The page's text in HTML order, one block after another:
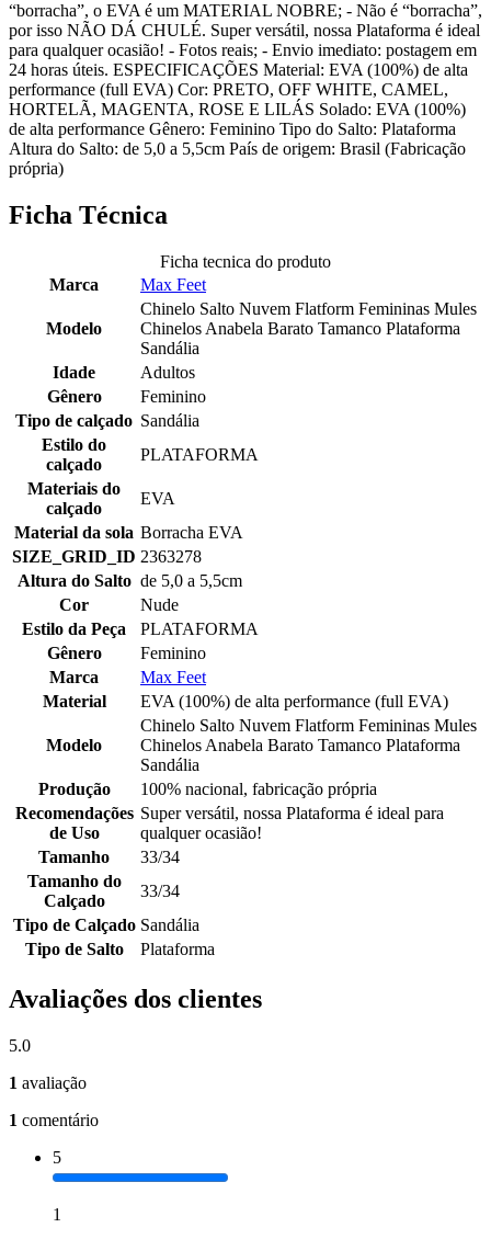
“borracha”, o EVA é um MATERIAL NOBRE; - Não é “borracha”,
por isso NÃO DÁ CHULÉ. Super versátil, nossa Plataforma é ideal
para qualquer ocasião! - Fotos reais; - Envio imediato: postagem em
24 horas úteis. ESPECIFICAÇÕES Material: EVA (100%) de alta
performance (full EVA) Cor: PRETO, OFF WHITE, CAMEL,
HORTELÃ, MAGENTA, ROSE E LILÁS Solado: EVA (100%)
de alta performance Gênero: Feminino Tipo do Salto: Plataforma
Altura do Salto: de 5,0 a 5,5cm País de origem: Brasil (Fabricação
própria)
Ficha Técnica
Ficha tecnica do produto
Marca
Max Feet
Modelo
Chinelo Salto Nuvem Flatform Femininas Mules
Chinelos Anabela Barato Tamanco Plataforma
Sandália
Idade
Adultos
Gênero
Feminino
Tipo de calçado Sandália
Estilo do
calçado
PLATAFORMA
Materiais do
calçado
EVA
Material da sola Borracha EVA
SIZE_GRID_ID 2363278
Altura do Salto de 5,0 a 5,5cm
Cor
Nude
Estilo da Peça
PLATAFORMA
Gênero
Feminino
Marca
Max Feet
Material
EVA (100%) de alta performance (full EVA)
Modelo
Chinelo Salto Nuvem Flatform Femininas Mules
Chinelos Anabela Barato Tamanco Plataforma
Sandália
Produção
100% nacional, fabricação própria
Recomendações
de Uso
Super versátil, nossa Plataforma é ideal para
qualquer ocasião!
Tamanho
33/34
Tamanho do
Calçado
33/34
Tipo de Calçado Sandália
Tipo de Salto
Plataforma
Avaliações dos clientes
5.0
1 avaliação
1 comentário
5
1